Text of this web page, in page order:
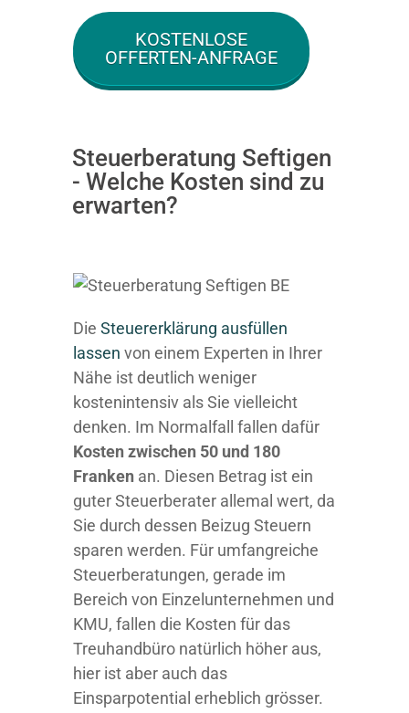
KOSTENLOSE
OFFERTEN-ANFRAGE
Steuerberatung Seftigen
- Welche Kosten sind zu
erwarten?
Die Steuererklärung ausfüllen
lassen von einem Experten in Ihrer
Nähe ist deutlich weniger
kostenintensiv als Sie vielleicht
denken. Im Normalfall fallen dafür
Kosten zwischen 50 und 180
Franken an. Diesen Betrag ist ein
guter Steuerberater allemal wert, da
Sie durch dessen Beizug Steuern
sparen werden. Für umfangreiche
Steuerberatungen, gerade im
Bereich von Einzelunternehmen und
KMU, fallen die Kosten für das
Treuhandbüro natürlich höher aus,
hier ist aber auch das
Einsparpotential erheblich grösser.